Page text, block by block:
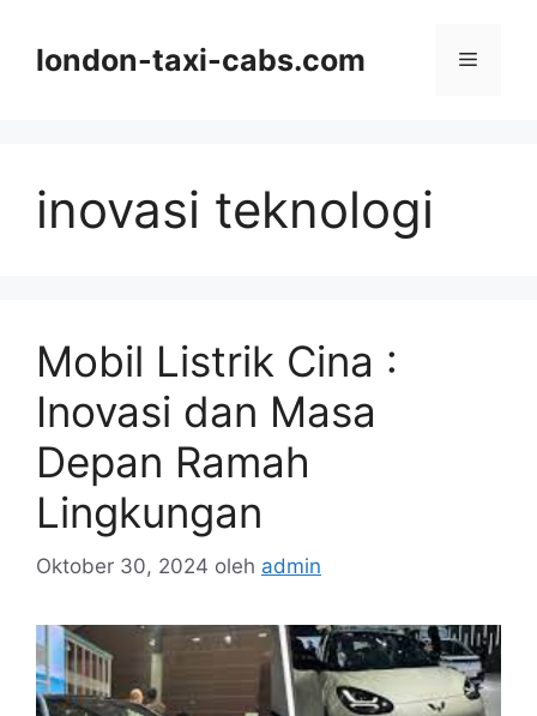
london-taxi-cabs.com Menu
inovasi teknologi
Mobil Listrik Cina :
Inovasi dan Masa
Depan Ramah
Lingkungan
Oktober 30, 2024 oleh admin